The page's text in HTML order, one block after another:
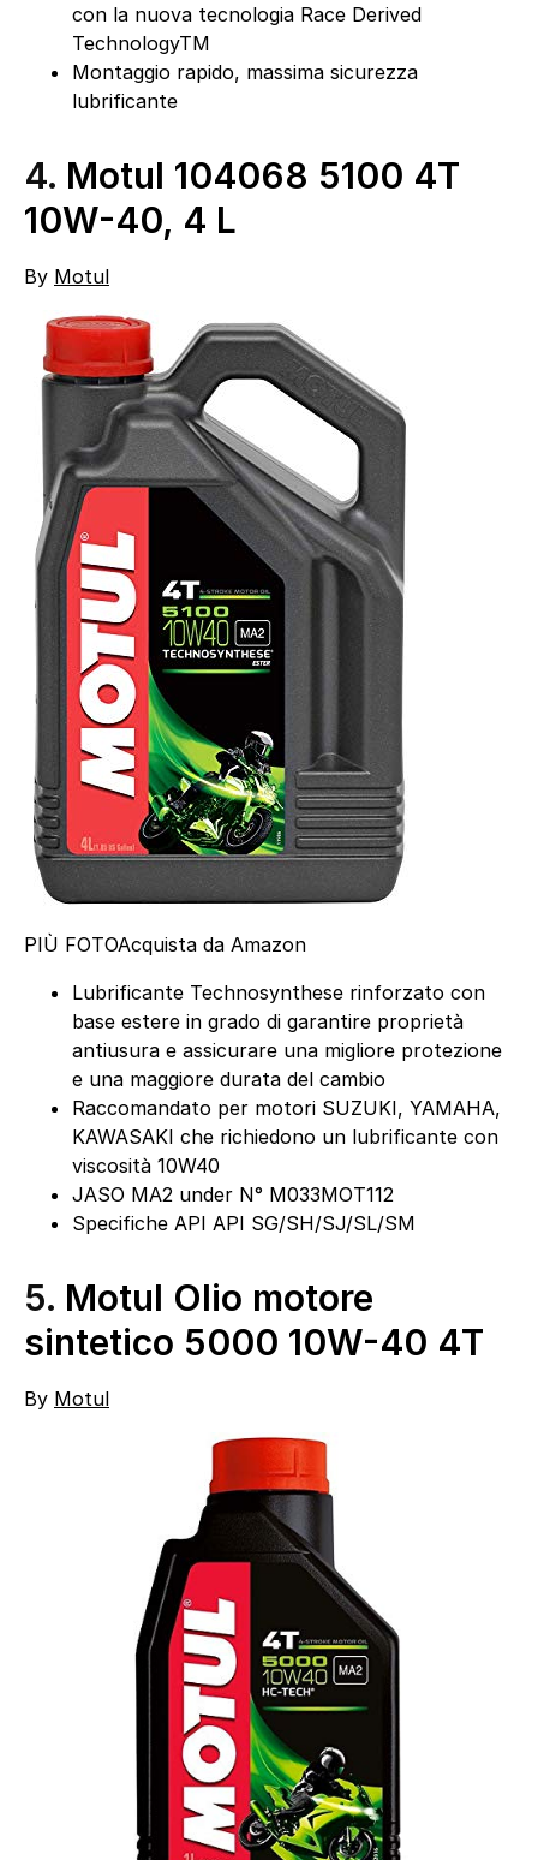
con la nuova tecnologia Race Derived
TechnologyTM
Montaggio rapido, massima sicurezza
lubrificante
4. Motul 104068 5100 4T
10W-40, 4 L
By Motul
PIÙ FOTOAcquista da Amazon
Lubrificante Technosynthese rinforzato con
base estere in grado di garantire proprietà
antiusura e assicurare una migliore protezione
e una maggiore durata del cambio
Raccomandato per motori SUZUKI, YAMAHA,
KAWASAKI che richiedono un lubrificante con
viscosità 10W40
JASO MA2 under N° M033MOT112
Specifiche API API SG/SH/SJ/SL/SM
5. Motul Olio motore
sintetico 5000 10W-40 4T
By Motul